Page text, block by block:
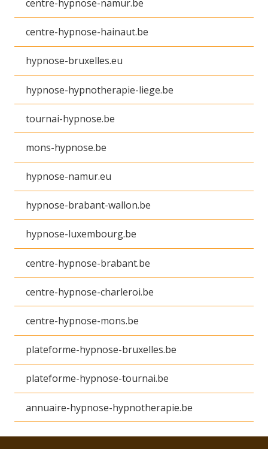
centre-hypnose-namur.be
centre-hypnose-hainaut.be
hypnose-bruxelles.eu
hypnose-hypnotherapie-liege.be
tournai-hypnose.be
mons-hypnose.be
hypnose-namur.eu
hypnose-brabant-wallon.be
hypnose-luxembourg.be
centre-hypnose-brabant.be
centre-hypnose-charleroi.be
centre-hypnose-mons.be
plateforme-hypnose-bruxelles.be
plateforme-hypnose-tournai.be
annuaire-hypnose-hypnotherapie.be